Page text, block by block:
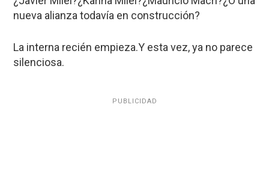
nueva alianza todavía en construcción?
La interna recién empieza.Y esta vez, ya no parece
silenciosa.
PUBLICIDAD